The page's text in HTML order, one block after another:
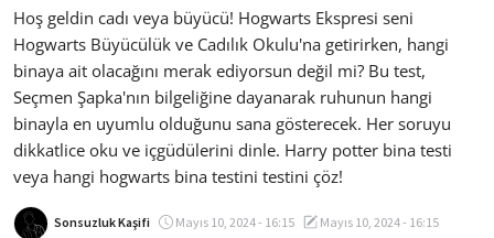
İletişim
Genel
Testler
Anime Önerileri
Hoş geldin cadı veya büyücü! Hogwarts Ekspresi seni
Hogwarts Büyücülük ve Cadılık Okulu'na getirirken, hangi
binaya ait olacağını merak ediyorsun değil mi? Bu test,
Seçmen Şapka'nın bilgeliğine dayanarak ruhunun hangi
binayla en uyumlu olduğunu sana gösterecek. Her soruyu
dikkatlice oku ve içgüdülerini dinle. Harry potter bina testi
veya hangi hogwarts bina testini testini çöz!
Sonsuzluk Kaşifi Mayıs 10, 2024 - 16:15
Mayıs 10, 2024 - 16:15